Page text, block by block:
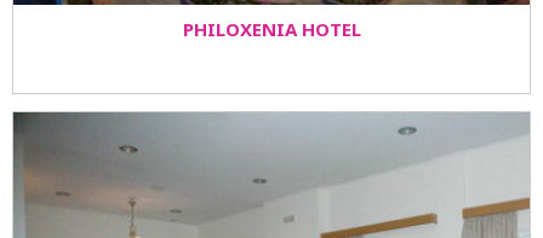
PHILOXENIA HOTEL